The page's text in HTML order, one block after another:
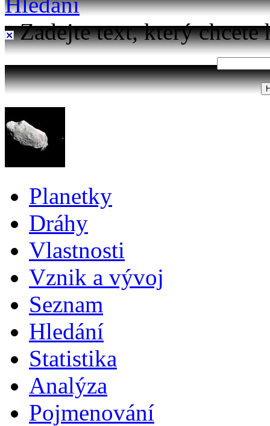
Zadejte text, který chcete
Planetky
Dráhy
Vlastnosti
Vznik a vývoj
Seznam
Hledání
Statistika
Analýza
Pojmenování